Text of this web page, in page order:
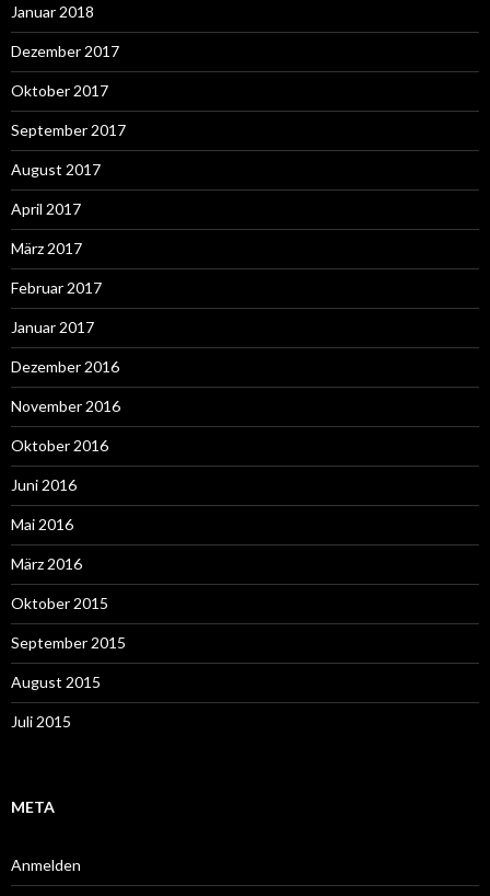
Januar 2018
Dezember 2017
Oktober 2017
September 2017
August 2017
April 2017
März 2017
Februar 2017
Januar 2017
Dezember 2016
November 2016
Oktober 2016
Juni 2016
Mai 2016
März 2016
Oktober 2015
September 2015
August 2015
Juli 2015
META
Anmelden